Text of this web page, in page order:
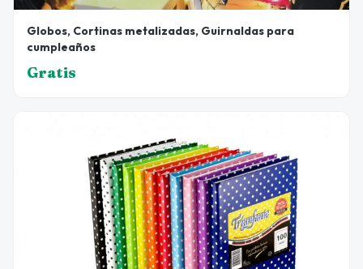
Globos, Cortinas metalizadas, Guirnaldas para
cumpleaños
Gratis